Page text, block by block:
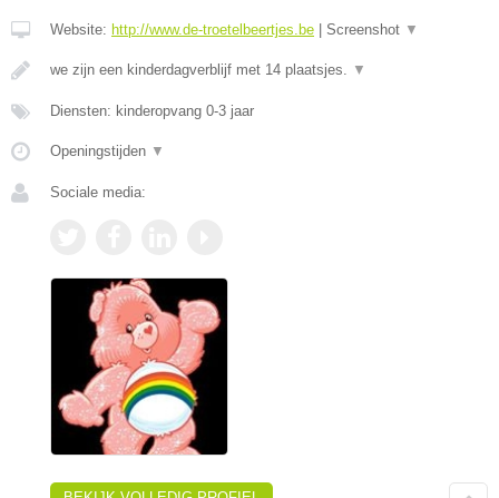
Website: http://www.de-troetelbeertjes.be Screenshot ▼
we zijn een kinderdagverblijf met 14 plaatsjes. ▼
Diensten: kinderopvang 0-3 jaar
Openingstijden ▼
Sociale media: